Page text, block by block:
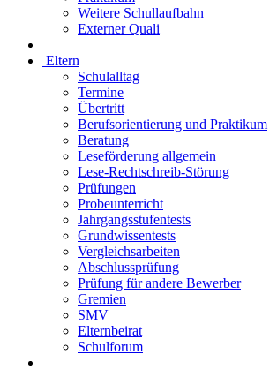
Weitere Schullaufbahn
Externer Quali
Eltern
Schulalltag
Termine
Übertritt
Berufsorientierung und Praktikum
Beratung
Leseförderung allgemein
Lese-Rechtschreib-Störung
Prüfungen
Probeunterricht
Jahrgangsstufentests
Grundwissentests
Vergleichsarbeiten
Abschlussprüfung
Prüfung für andere Bewerber
Gremien
SMV
Elternbeirat
Schulforum